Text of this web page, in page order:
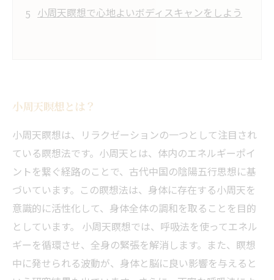
小周天瞑想で心地よいボディスキャンをしよう
小周天瞑想とは？
小周天瞑想は、リラクゼーションの一つとして注目され
ている瞑想法です。小周天とは、体内のエネルギーポイ
ントを繋ぐ経路のことで、古代中国の陰陽五行思想に基
づいています。この瞑想法は、身体に存在する小周天を
意識的に活性化して、身体全体の調和を取ることを目的
としています。 小周天瞑想では、呼吸法を使ってエネル
ギーを循環させ、全身の緊張を解消します。また、瞑想
中に発せられる波動が、身体と脳に良い影響を与えると